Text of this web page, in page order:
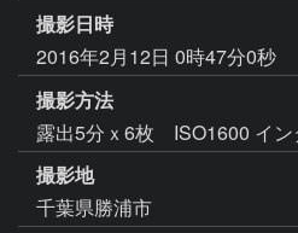
撮影日時
2016年2月12日 0時47分0秒
撮影方法
露出5分ｘ6枚 ISO1600 イン
撮影地
千葉県勝浦市